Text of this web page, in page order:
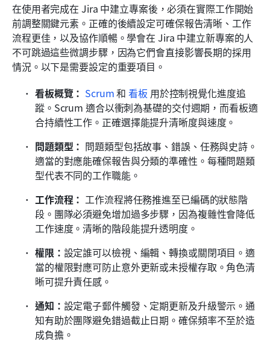
在使用者完成在 Jira 中建立專案後，必須在實際工作開始
前調整關鍵元素。正確的後續設定可確保報告清晰、工作
流程更佳，以及協作順暢。學會在 Jira 中建立新專案的人
不可跳過這些微調步驟，因為它們會直接影響長期的採用
情況。以下是需要設定的重要項目。
看板概覽： Scrum 和 看板 用於控制視覺化進度追
蹤。Scrum 適合以衝刺為基礎的交付週期，而看板適
合持續性工作。正確選擇能提升清晰度與速度。
問題類型： 問題類型包括故事、錯誤、任務與史詩。
適當的對應能確保報告與分類的準確性。每種問題類
型代表不同的工作職能。
工作流程： 工作流程將任務推進至已編碼的狀態階
段。團隊必須避免增加過多步驟，因為複雜性會降低
工作速度。清晰的階段能提升透明度。
權限： 設定誰可以檢視、編輯、轉換或關閉項目。適
當的權限對應可防止意外更新或未授權存取。角色清
晰可提升責任感。
通知： 設定電子郵件觸發、定期更新及升級警示。通
知有助於團隊避免錯過截止日期。確保頻率不至於造
成負擔。